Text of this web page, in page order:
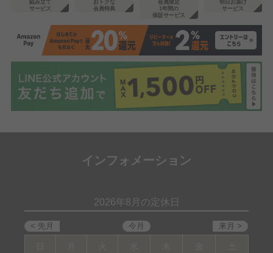
組み立て
サービス
おトクな
会員特典
会員限定
1年間の
保証サービス
明日お届け
サービス
インフォメーション
2026年8月の定休日